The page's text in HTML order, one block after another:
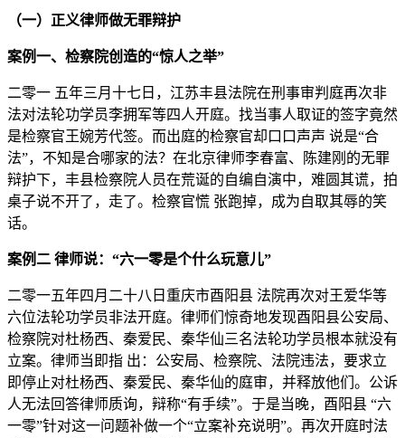
（一）正义律师做无罪辩护
案例一、检察院创造的“惊人之举”
二零一 五年三月十七日，江苏丰县法院在刑事审判庭再次非
法对法轮功学员李拥军等四人开庭。找当事人取证的签字竟然
是检察官王婉芳代签。而出庭的检察官却口口声声 说是“合
法”，不知是合哪家的法？在北京律师李春富、陈建刚的无罪
辩护下，丰县检察院人员在荒诞的自编自演中，难圆其谎，拍
桌子说不开了，走了。检察官慌 张跑掉，成为自取其辱的笑
话。
案例二 律师说：“六一零是个什么玩意儿”
二零一五年四月二十八日重庆市酉阳县 法院再次对王爱华等
六位法轮功学员非法开庭。律师们惊奇地发现酉阳县公安局、
检察院对杜杨西、秦爱民、秦华仙三名法轮功学员根本就没有
立案。律师当即指 出：公安局、检察院、法院违法，要求立
即停止对杜杨西、秦爱民、秦华仙的庭审，并释放他们。公诉
人无法回答律师质询，辩称“有手续”。于是当晚，酉阳县 “六
一零”针对这一问题补做一个“立案补充说明”。再次开庭时法